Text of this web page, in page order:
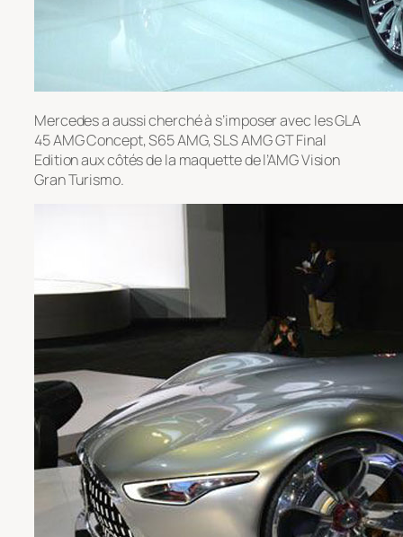
Mercedes a aussi cherché à s’imposer avec les GLA
45 AMG Concept, S65 AMG, SLS AMG GT Final
Edition aux côtés de la maquette de l’AMG Vision
Gran Turismo.